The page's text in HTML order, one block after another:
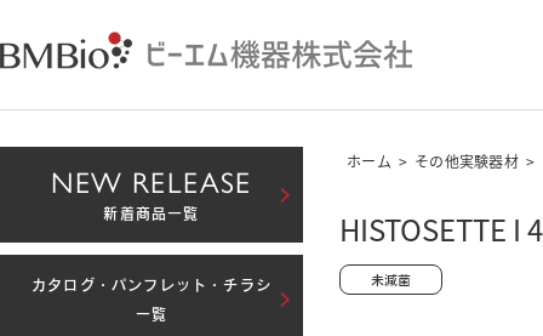
ホーム > その他実験器材 >
HISTOSETTE
NEW RELEASE
新着商品一覧
カタログ・パンフレット・チラシ
一覧